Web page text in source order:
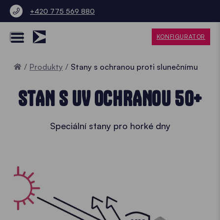
+420 775 569 880
KONFIGURATOR
Home
Produkty Stany s ochranou proti slunečnímu
STAN S UV OCHRANOU 50+
Speciální stany pro horké dny